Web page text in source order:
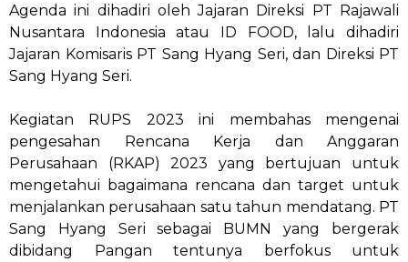
Agenda ini dihadiri oleh Jajaran Direksi PT Rajawali
Nusantara Indonesia atau ID FOOD, lalu dihadiri
Jajaran Komisaris PT Sang Hyang Seri, dan Direksi PT
Sang Hyang Seri.
Kegiatan RUPS 2023 ini membahas mengenai
pengesahan Rencana Kerja dan Anggaran
Perusahaan (RKAP) 2023 yang bertujuan untuk
mengetahui bagaimana rencana dan target untuk
menjalankan perusahaan satu tahun mendatang. PT
Sang Hyang Seri sebagai BUMN yang bergerak
dibidang Pangan tentunya berfokus untuk